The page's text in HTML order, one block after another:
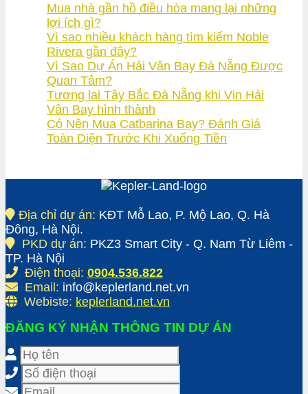
Mua nhà gần hồ điều hòa mang lại những
lợi ích gì?
Vì sao nhiều khách hàng tìm kiếm Noble
Rivera gần đây?
Vì Sao Dự Án Hải Vân Bay Đà Nẵng Được
Quan Tâm?
Tương lai Tây Bắc Đà Nẵng khi Vin Hải
Vân Bay hình thành
Có Nên Mua Catbarina Bay? Đánh Giá
Toàn Diện Trước Khi Xuống Tiền
Địa chỉ dự án: KĐT Mỗ Lao, P. Mộ Lao, Q. Hà
Đông, Hà Nội.
PKD dự án: PKZ3 Smart City - Q. Nam Từ Liêm -
TP. Hà Nội
Điện thoại: 0904.536.822
Email: info@keplerland.net.vn
Webiste: keplerland.net.vn
ĐĂNG KÝ NHẬN THÔNG TIN DỰ ÁN